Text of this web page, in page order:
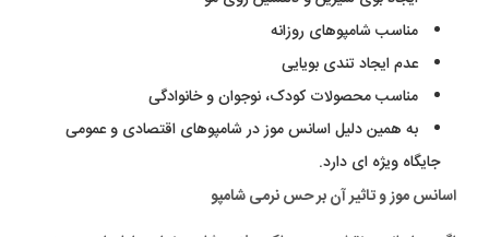
مناسب شامپوهای روزانه
عدم ایجاد تندی بویایی
مناسب محصولات کودک، نوجوان و خانوادگی
به همین دلیل اسانس موز در شامپوهای اقتصادی و عمومی
جایگاه ویژه ای دارد.
اسانس موز و تاثیر آن بر حس نرمی شامپو